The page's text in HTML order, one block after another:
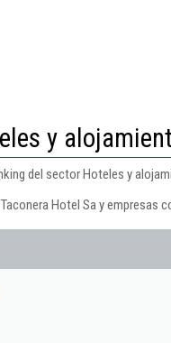
y
del sector Hoteles y
Hotel Sa y empresas